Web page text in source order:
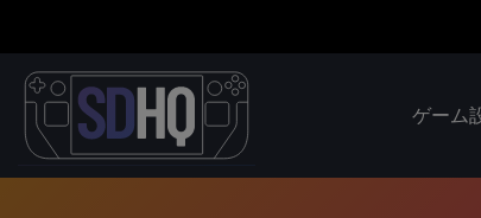
ゲーム